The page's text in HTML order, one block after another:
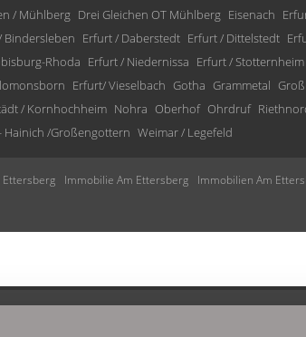
/ Mühlberg Drei Gleichen OT Mühlberg Eisenach
Bindersleben Erfurt / Daberstedt Erfurt / Dittelstedt
Rhoda Erfurt / Niedernissa Erfurt / Stotternheim
Erfurt/ Vieselbach Gotha Grammetal
/ Kornhochheim Nohra Oberhof Ohrdruf
Hainich /Großengottern Weimar / Legefeld
Ettersberg Immobilie Am Ettersberg Immobilien Am